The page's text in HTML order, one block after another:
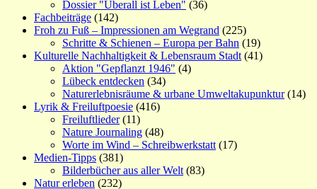
Dossier "Überall ist Leben" (36)
Fachbeiträge (142)
Froh zu Fuß – Impressionen am Wegrand (225)
Schritte & Schienen – Europa per Bahn (19)
Kulturelle Nachhaltigkeit & Lebensraum Stadt (41)
Aktion "Gepflanzt 1946" (4)
Lübeck entdecken (34)
Naturerlebnisräume & urbane Umweltakupunktur(14)
Lyrik & Freiluftpoesie (416)
Freiluftlieder(11)
Nature Journaling (48)
Worte im Wind – Schreibwerkstatt (17)
Medien-Tipps (381)
Bilderbücher aus aller Welt (83)
Natur erleben (232)